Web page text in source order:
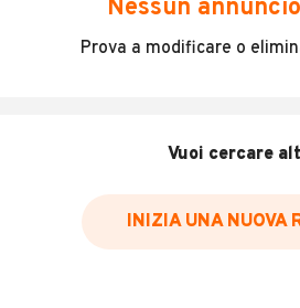
Incidenti in cui è stato
Data e luogo delle revisioni
Inserisci il numero di targa per
Nessun
Prova a modificare o
Vuoi cercare
INIZIA UNA NUOVA